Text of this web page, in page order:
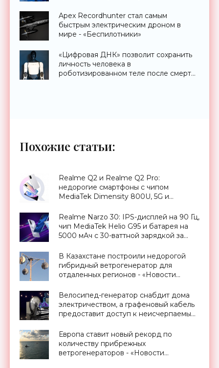
Apex Recordhunter стал самым
быстрым электрическим дроном в
мире - «Беспилотники»
«Цифровая ДНК» позволит сохранить
личность человека в
роботизированном теле после смерти
Похожие статьи:
Realme Q2 и Realme Q2 Pro:
недорогие смартфоны с чипом
MediaTek Dimensity 800U, 5G и
Realme Narzo 30: IPS-дисплей на 90 Гц,
чип MediaTek Helio G95 и батарея на
5000 мАч с 30-ваттной зарядкой за
В Казахстане построили недорогой
гибридный ветрогенератор для
отдаленных регионов - «Новости
Велосипед-генератор снабдит дома
электричеством, а графеновый кабель
предоставит доступ к неисчерпаемым
проект Billions in Change (видео) -
«Новости Электроники»
Европа ставит новый рекорд по
количеству прибрежных
ветрогенераторов - «Новости